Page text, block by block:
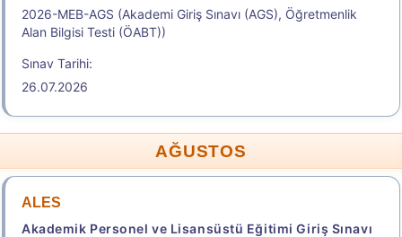
2026-MEB-AGS (Akademi Giriş Sınavı (AGS), Öğretmenlik
Alan Bilgisi Testi (ÖABT))
Sınav Tarihi:
26.07.2026
AĞUSTOS
ALES
Akademik Personel ve Lisansüstü Eğitimi Giriş Sınavı